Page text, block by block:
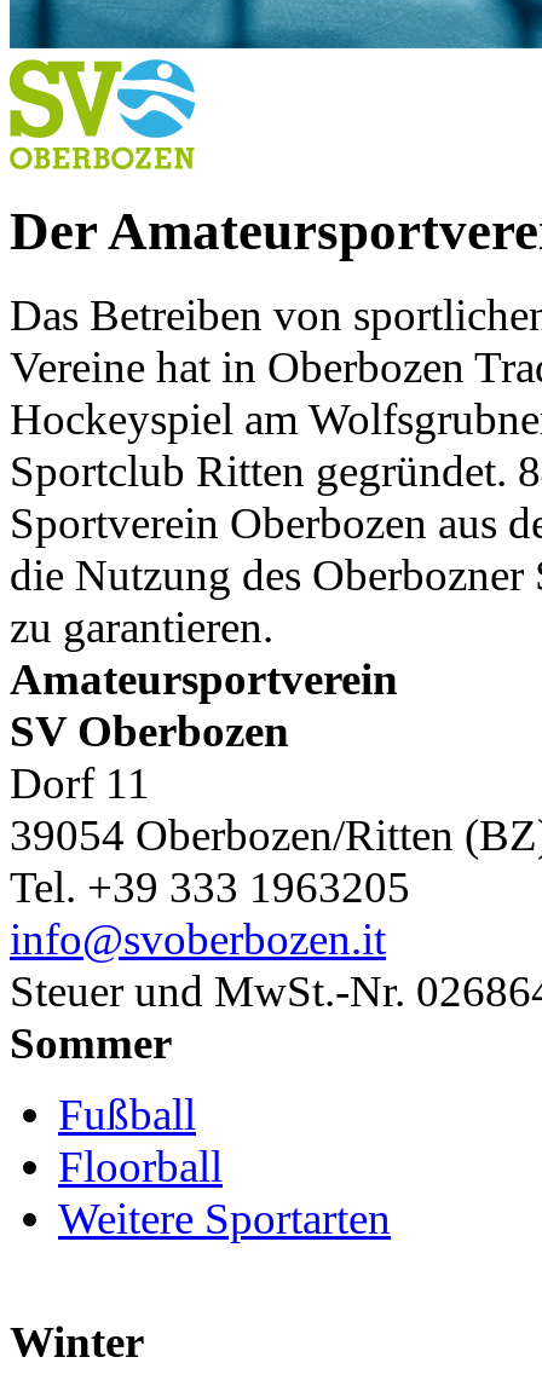
Der
Das Betreiben von
Vereine hat in Oberbozen
Hockeyspiel am
Sportclub Ritten gegründet.
Sportverein Oberbozen aus
die Nutzung des
zu garantieren.
Amateursportverein
SV Oberbozen
Dorf 11
39054 Oberbozen/Ritten
Tel. +39 333 1963205
info@svoberbozen.it
Steuer und MwSt.-Nr.
Sommer
Fußball
Floorball
Weitere Sportarten
Winter